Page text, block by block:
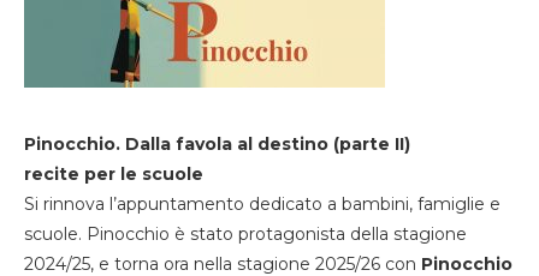
Pinocchio. Dalla favola al destino (parte II)
recite per le scuole
Si rinnova l’appuntamento dedicato a bambini, famiglie e
scuole. Pinocchio è stato protagonista della stagione
2024/25, e torna ora nella stagione 2025/26 con Pinocchio